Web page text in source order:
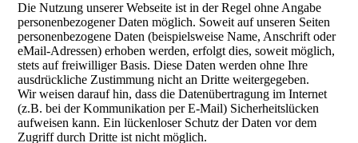
Die Nutzung unserer Webseite ist in der Regel ohne Angabe
personenbezogener Daten möglich. Soweit auf unseren Seiten
personenbezogene Daten (beispielsweise Name, Anschrift oder
eMail-Adressen) erhoben werden, erfolgt dies, soweit möglich,
stets auf freiwilliger Basis. Diese Daten werden ohne Ihre
ausdrückliche Zustimmung nicht an Dritte weitergegeben.
Wir weisen darauf hin, dass die Datenübertragung im Internet
(z.B. bei der Kommunikation per E-Mail) Sicherheitslücken
aufweisen kann. Ein lückenloser Schutz der Daten vor dem
Zugriff durch Dritte ist nicht möglich.